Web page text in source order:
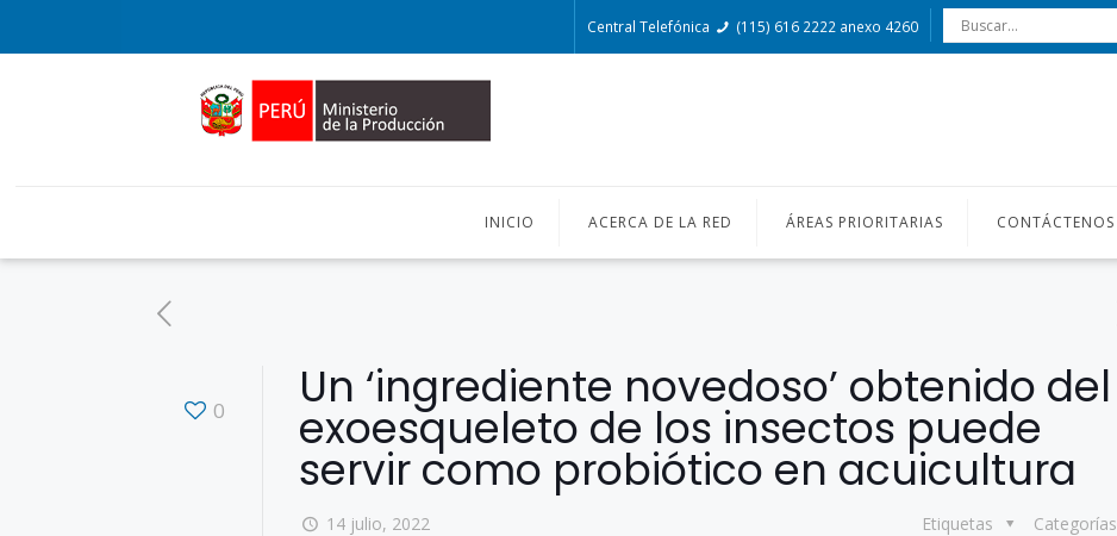
Central Telefónica (115) 616 2222 anexo 4260
INICIO ACERCA DE LA RED ÁREAS PRIORITARIAS CONTÁCTENOS
0 Un ‘ingrediente novedoso’ obtenido del
exoesqueleto de los insectos puede
servir como probiótico en acuicultura
14 julio, 2022 Categorías
Etiquetas